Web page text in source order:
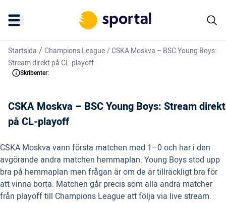
Startsida / Champions League/CSKA Moskva – BSC Young Boys:
Stream direkt på CL-playoff
Skribenter:
CSKA Moskva – BSC Young Boys: Stream direkt
på CL-playoff
CSKA Moskva vann första matchen med 1–0 och har i den
avgörande andra matchen hemmaplan. Young Boys stod upp
bra på hemmaplan men frågan är om de är tillräckligt bra för
att vinna borta. Matchen går precis som alla andra matcher
från playoff till Champions League att följa via live stream.